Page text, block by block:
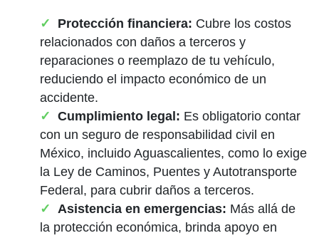
Protección financiera: Cubre los costos
relacionados con daños a terceros y
reparaciones o reemplazo de tu vehículo,
reduciendo el impacto económico de un
accidente.
Cumplimiento legal: Es obligatorio contar
con un seguro de responsabilidad civil en
México, incluido Aguascalientes, como lo exige
la Ley de Caminos, Puentes y Autotransporte
Federal, para cubrir daños a terceros.
Asistencia en emergencias: Más allá de
la protección económica, brinda apoyo en